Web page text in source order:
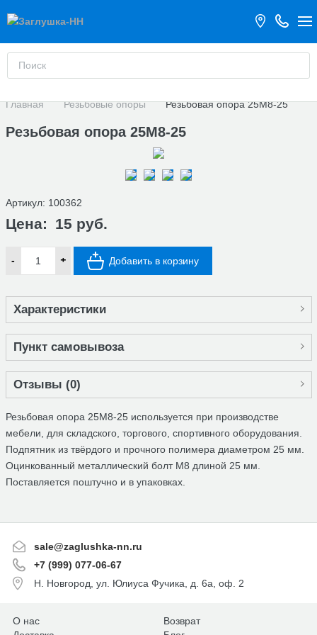
Главная Резьбовые опоры Резьбовая опора 25М8-25
Резьбовая опора 25М8-25
Артикул: 100362
Цена: 15 руб.
- + Добавить в корзину
Резьбовая опора 25М8-25 используется при производстве
мебели, для складского, торгового, спортивного оборудования.
Подпятник из твёрдого и прочного полимера диаметром 25 мм.
Оцинкованный металлический болт М8 длиной 25 мм.
Поставляется поштучно и в упаковках.
Характеристики
Пункт самовывоза
Отзывы (0)
sale@zaglushka-nn.ru
+7 (999) 077-06-67
Н. Новгород, ул. Юлиуса Фучика, д. 6а, оф. 2
О нас
Возврат